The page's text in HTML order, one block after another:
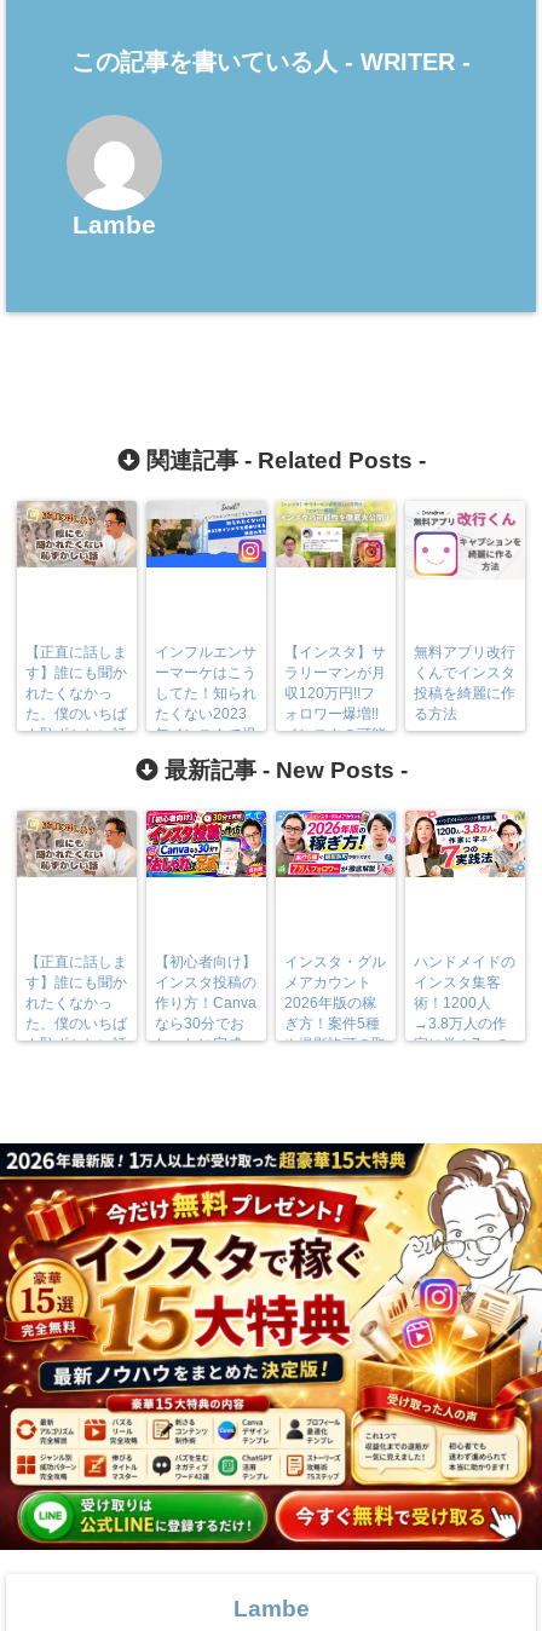
この記事を書いている人 - WRITER -
Lambe
関連記事 - Related Posts -
【正直に話しま
す】誰にも聞か
れたくなかっ
た、僕のいちば
ん恥ずかしい話
インフルエンサ
ーマーケはこう
してた！知られ
たくない2023
年インスタで爆
伸びする秘密の
方法
【インスタ】サ
ラリーマンが月
収120万円!!フ
ォロワー爆増!!
インスタの可能
開！
無料アプリ改行
くんでインスタ
投稿を綺麗に作
る方法
最新記事 - New Posts -
【正直に話しま
す】誰にも聞か
れたくなかっ
た、僕のいちば
ん恥ずかしい話
【初心者向け】
インスタ投稿の
作り方！Canva
なら30分でお
しゃれに完成
インスタ・グル
メアカウント
2026年版の稼
ぎ方！案件5種
や撮影許可の取
ハンドメイドの
インスタ集客
術！1200人
→3.8万人の作
家に学ぶ7つの
Lambe